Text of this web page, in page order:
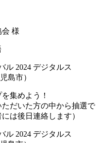
様
集めよう！
だいた方の中から抽選で
は後日連絡します）